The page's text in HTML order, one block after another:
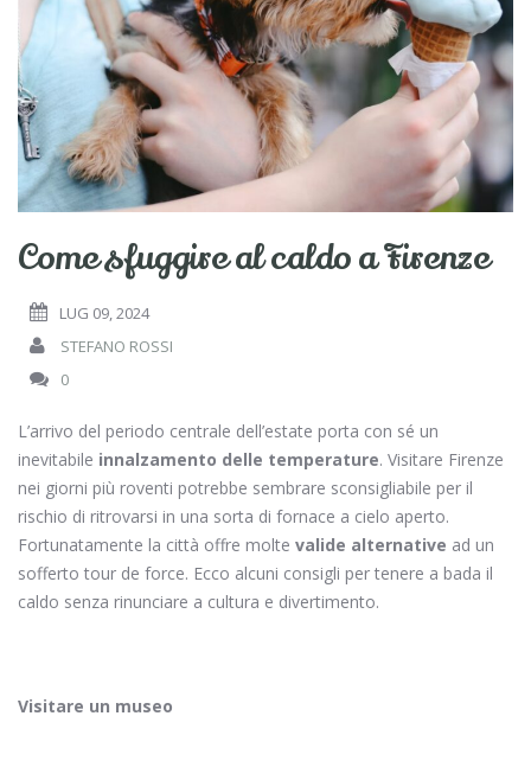
Come sfuggire al caldo a Firenze
LUG 09, 2024
STEFANO ROSSI
0
L’arrivo del periodo centrale dell’estate porta con sé un
inevitabile innalzamento delle temperature. Visitare Firenze
nei giorni più roventi potrebbe sembrare sconsigliabile per il
rischio di ritrovarsi in una sorta di fornace a cielo aperto.
Fortunatamente la città offre molte valide alternative ad un
sofferto tour de force. Ecco alcuni consigli per tenere a bada il
caldo senza rinunciare a cultura e divertimento.
Visitare un museo